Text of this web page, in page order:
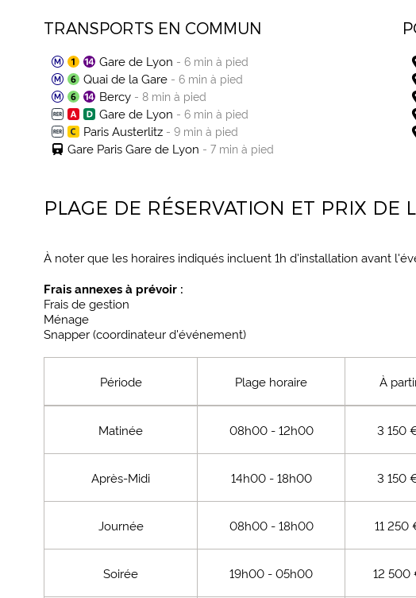
TRANSPORTS EN COMMUN
Gare de Lyon - 6 min à pied
Quai de la Gare - 6 min à pied
Bercy - 8 min à pied
Gare de Lyon - 6 min à pied
Paris Austerlitz - 9 min à pied
Gare Paris Gare de Lyon - 7 min à pied
PLAGE DE RÉSERVATION ET PRIX DE
À noter que les horaires indiqués incluent 1h d'installation avant
Frais annexes à prévoir :
Frais de gestion
Ménage
Snapper (coordinateur d'événement)
Période Plage horaire À
Matinée 08h00 - 12h00 3 150
Après-Midi 14h00 - 18h00 3 150
Journée 08h00 - 18h00 11 250
Soirée 19h00 - 05h00 12 500